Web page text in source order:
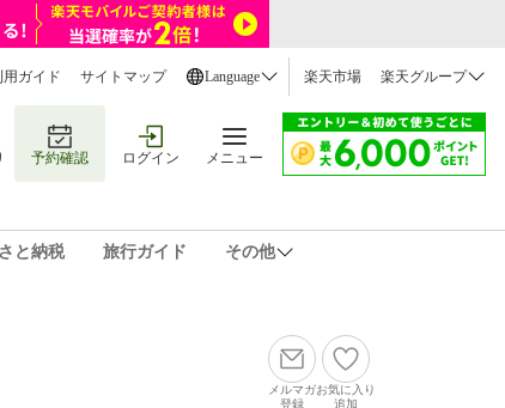
用ガイド サイトマップ Language 楽天市場 楽天グループ
予約確認 ログイン メニュー
と納税 旅行ガイド その他
メルマガ
登録
お気に入り
追加